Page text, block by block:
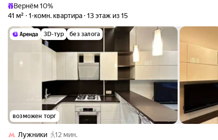
Вернём 10%
41 м²
1-комн. квартира 13 этаж из 15
3D-тур без залога
возможен торг
Лужники
12 мин.